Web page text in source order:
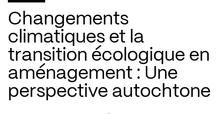
Changements
climatiques et la
transition écologique en
aménagement : Une
perspective autochtone